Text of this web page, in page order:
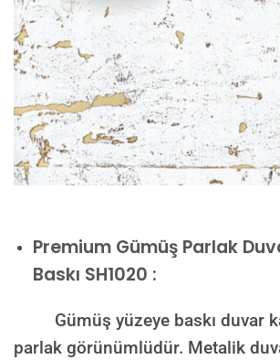
Premium Gümüş Parlak
Baskı SH1020 :
Gümüş yüzeye baskı duvar
parlak görünümlüdür. Metalik